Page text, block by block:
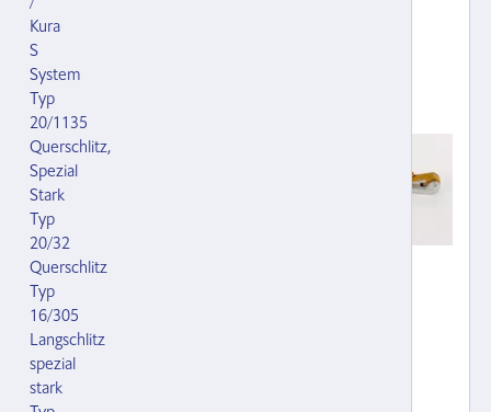
Kura
S
System
Typ
20/1135
Querschlitz,
Spezial
Stark
Typ
20/32
Querschlitz
Typ
16/305
Langschlitz
spezial
stark